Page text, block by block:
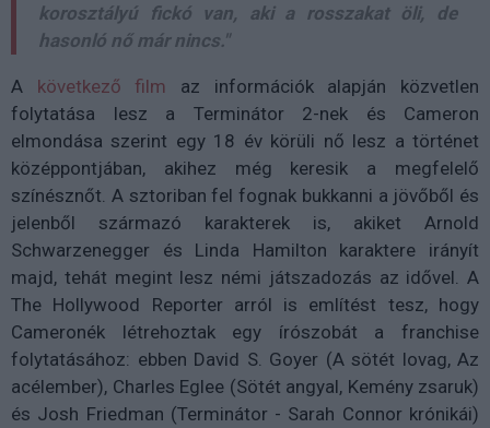
korosztályú fickó van, aki a rosszakat öli, de
hasonló nő már nincs."
A következő film az információk alapján közvetlen
folytatása lesz a Terminátor 2-nek és Cameron
elmondása szerint egy 18 év körüli nő lesz a történet
középpontjában, akihez még keresik a megfelelő
színésznőt. A sztoriban fel fognak bukkanni a jövőből és
jelenből származó karakterek is, akiket Arnold
Schwarzenegger és Linda Hamilton karaktere irányít
majd, tehát megint lesz némi játszadozás az idővel. A
The Hollywood Reporter arról is említést tesz, hogy
Cameronék létrehoztak egy írószobát a franchise
folytatásához: ebben David S. Goyer (A sötét lovag, Az
acélember), Charles Eglee (Sötét angyal, Kemény zsaruk)
és Josh Friedman (Terminátor - Sarah Connor krónikái)